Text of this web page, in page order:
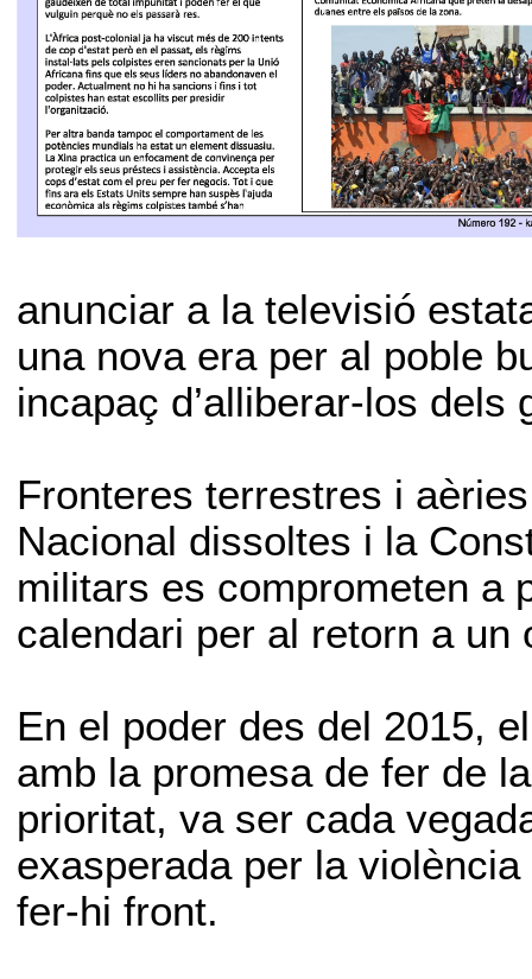
anunciar a la televisió
una nova era per al poble
incapaç d’alliberar-los dels
Fronteres terrestres i
Nacional dissoltes i la
militars es comprometen a
calendari per al retorn a un
En el poder des del 2015,
amb la promesa de fer de
prioritat, va ser cada
exasperada per la
fer-hi front.